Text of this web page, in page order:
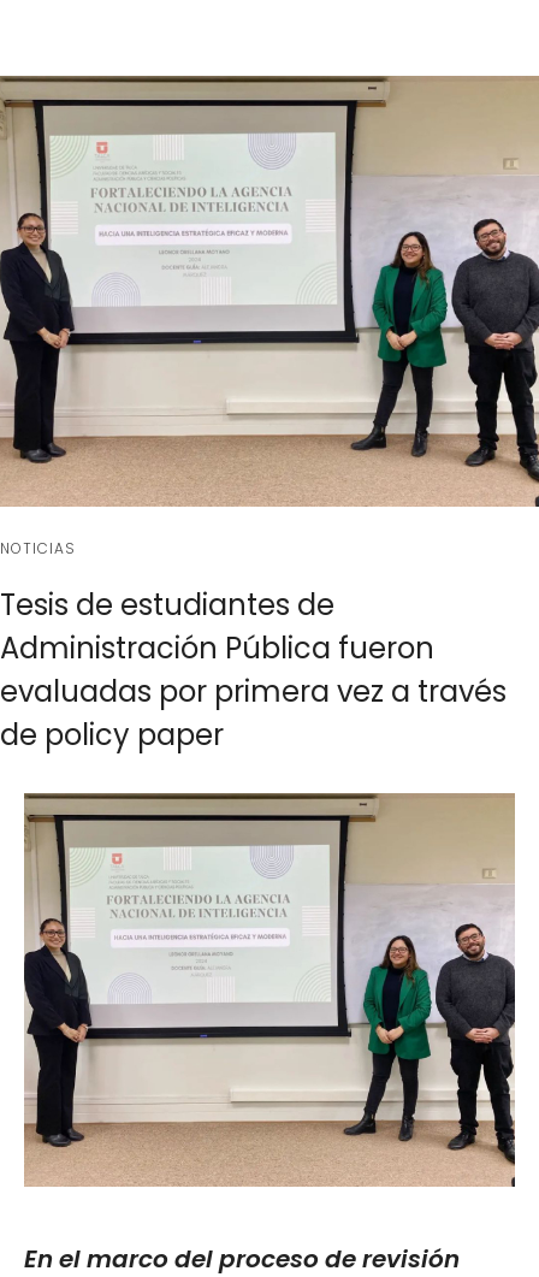
NOTICIAS
Tesis de estudiantes de
Administración Pública fueron
evaluadas por primera vez a través
de policy paper
En el marco del proceso de revisión